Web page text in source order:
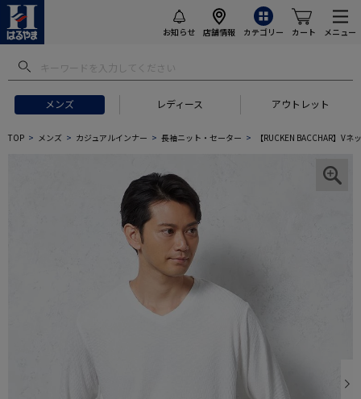
お知らせ 店舗情報 カテゴリー カート メニュー
メンズ レディース アウトレット
TOP メンズ カジュアルインナー 長袖ニット・セーター 【RUCKEN BACCHAR】V